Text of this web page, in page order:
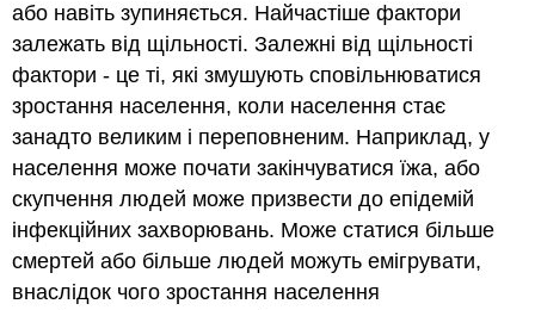
або навіть зупиняється. Найчастіше фактори
залежать від щільності. Залежні від щільності
фактори - це ті, які змушують сповільнюватися
зростання населення, коли населення стає
занадто великим і переповненим. Наприклад, у
населення може почати закінчуватися їжа, або
скупчення людей може призвести до епідемій
інфекційних захворювань. Може статися більше
смертей або більше людей можуть емігрувати,
внаслідок чого зростання населення